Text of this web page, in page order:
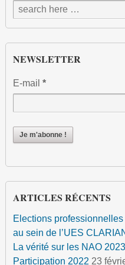
NEWSLETTER
E-mail*
ARTICLES RÉCENTS
Elections
au sein de l’UES
La vérité sur les NAO 2023
Participation 2022 23